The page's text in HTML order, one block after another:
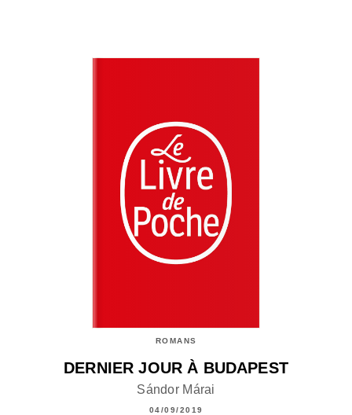
ROMANS
DERNIER JOUR À BUDAPEST
Sándor Márai
04/09/2019